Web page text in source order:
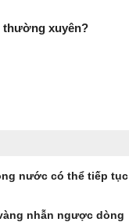
thường xuyên?
nước có thể tiếp tục
nhẫn ngược dòng